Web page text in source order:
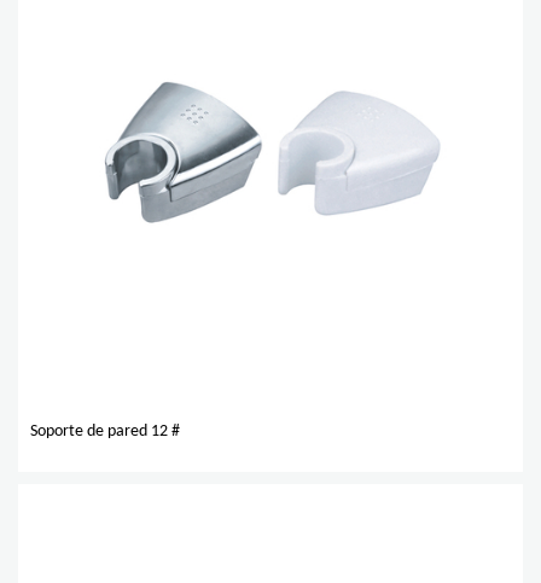
Soporte de pared 12 #